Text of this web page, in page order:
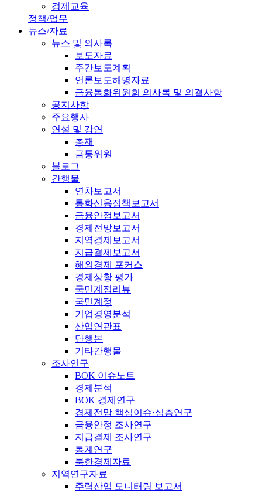
경제교육
정책/업무
뉴스/자료
뉴스 및 의사록
보도자료
주간보도계획
언론보도해명자료
금융통화위원회 의사록 및 의결사항
공지사항
주요행사
연설 및 강연
총재
금통위원
블로그
간행물
연차보고서
통화신용정책보고서
금융안정보고서
경제전망보고서
지역경제보고서
지급결제보고서
해외경제 포커스
경제상황 평가
국민계정리뷰
국민계정
기업경영분석
산업연관표
단행본
기타간행물
조사연구
BOK 이슈노트
경제분석
BOK 경제연구
경제전망 핵심이슈·심층연구
금융안정 조사연구
지급결제 조사연구
통계연구
북한경제자료
지역연구자료
주력산업 모니터링 보고서